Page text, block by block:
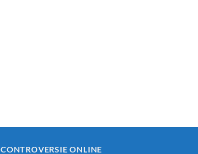
CONTROVERSIE ONLINE